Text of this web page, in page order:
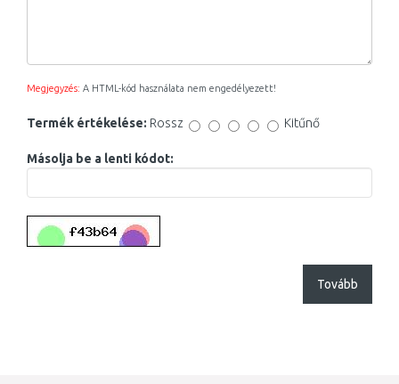
Megjegyzés: A HTML-kód használata nem engedélyezett!
Termék értékelése: Rossz Kitűnő
Másolja be a lenti kódot:
Tovább